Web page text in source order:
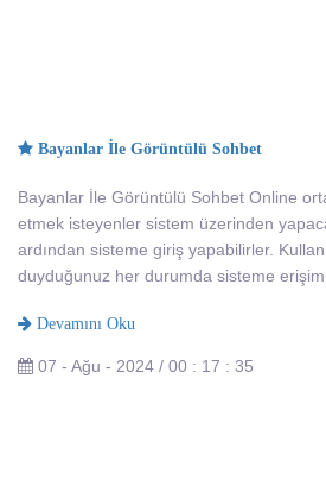
Bayanlar İle Görüntülü Sohbet
Bayanlar İle Görüntülü Sohbet Online
etmek isteyenler sistem üzerinden
ardından sisteme giriş yapabilirler.
duyduğunuz her durumda sisteme erişim
Devamını Oku
07 - Ağu - 2024 / 00 : 17 : 35